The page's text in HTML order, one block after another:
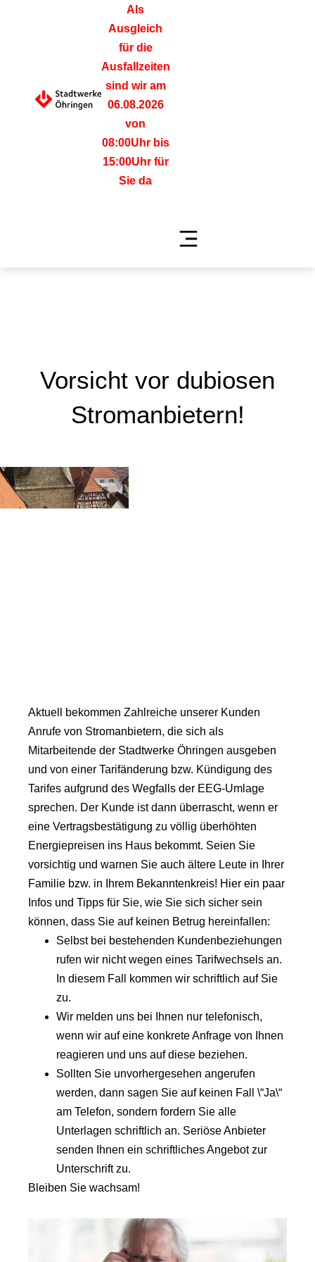
Als
Ausgleich
für die
Ausfallzeiten
sind wir am
06.08.2026
von
08:00Uhr bis
15:00Uhr für
Sie da
Vorsicht vor dubiosen
Stromanbietern!
Aktuell bekommen Zahlreiche unserer Kunden
Anrufe von Stromanbietern, die sich als
Mitarbeitende der Stadtwerke Öhringen ausgeben
und von einer Tarifänderung bzw. Kündigung des
Tarifes aufgrund des Wegfalls der EEG-Umlage
sprechen. Der Kunde ist dann überrascht, wenn er
eine Vertragsbestätigung zu völlig überhöhten
Energiepreisen ins Haus bekommt. Seien Sie
vorsichtig und warnen Sie auch ältere Leute in Ihrer
Familie bzw. in Ihrem Bekanntenkreis! Hier ein paar
Infos und Tipps für Sie, wie Sie sich sicher sein
können, dass Sie auf keinen Betrug hereinfallen:
Selbst bei bestehenden Kundenbeziehungen
rufen wir nicht wegen eines Tarifwechsels an.
In diesem Fall kommen wir schriftlich auf Sie
zu.
Wir melden uns bei Ihnen nur telefonisch,
wenn wir auf eine konkrete Anfrage von Ihnen
reagieren und uns auf diese beziehen.
Sollten Sie unvorhergesehen angerufen
werden, dann sagen Sie auf keinen Fall \“Ja\“
am Telefon, sondern fordern Sie alle
Unterlagen schriftlich an. Seriöse Anbieter
senden Ihnen ein schriftliches Angebot zur
Unterschrift zu.
Bleiben Sie wachsam!